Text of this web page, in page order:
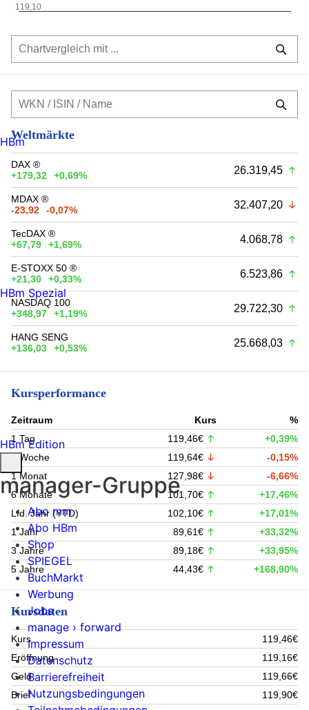
119,10
Weltmärkte
DAX ®
+179,32
+0,69% 26.319,45
MDAX ®
-23,92
-0,07% 32.407,20
TecDAX ®
+67,79
+1,69% 4.068,78
E-STOXX 50 ®
+21,30
+0,33% 6.523,86
NASDAQ 100
+348,97
+1,19% 29.722,30
HANG SENG
+136,03
+0,53% 25.668,03
Kursperformance
Zeitraum Kurs
%
1 Tag
119,46€
+0,39%
1 Woche
119,64€
-0,15%
1 Monat
127,98€
-6,66%
6 Monate
101,70€
+17,46%
Lfd. Jahr (YTD)
102,10€
+17,01%
1 Jahr
89,61€
+33,32%
3 Jahre
89,18€
+33,95%
5 Jahre
44,43€ +168,90%
Kursdaten
Kurs
119,46€
Eröffnung
119,16€
Geld
119,66€
Brief
119,90€
HBm
HBm Spezial
HBm Edition
manager-Gruppe
Abo mm
Abo HBm
Shop
SPIEGEL
BuchMarkt
Werbung
Jobs
manage › forward
Impressum
Datenschutz
Barrierefreiheit
Nutzungsbedingungen